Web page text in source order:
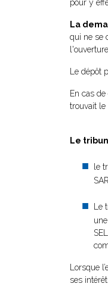
pour y
La
qui ne se
Le
En cas
trouvait le
Le
le
Lorsque
ses